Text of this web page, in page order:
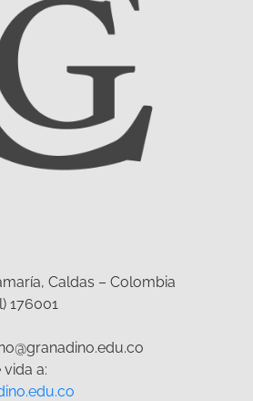
Caldas – Colombia
176001
a: